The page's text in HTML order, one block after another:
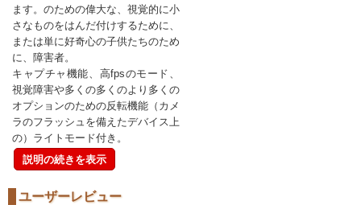
ます。のための偉大な、視覚的に小
さなものをはんだ付けするために、
または単に好奇心の子供たちのため
に、障害者。
キャプチャ機能、高fpsのモード、
視覚障害や多くの多くのより多くの
オプションのための反転機能（カメ
ラのフラッシュを備えたデバイス上
の）ライトモード付き。
説明の続きを表示
ユーザーレビュー